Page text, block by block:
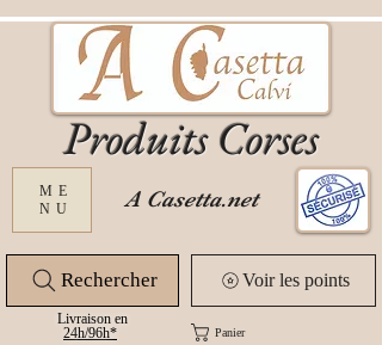
ME
NU
Produits Corses
Livraison en
24h/96h* Panier
Voir les points
A Casetta.net
Rechercher